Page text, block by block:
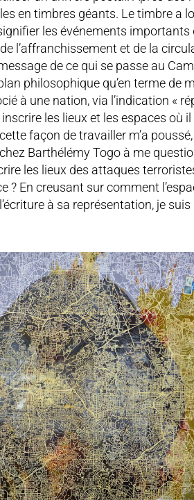
en timbres géants. Le timbre a
les événements importants
l’affranchissement et de la
de ce qui se passe au
philosophique qu’en terme de
à une nation, via l’indication «
les lieux et les espaces où il
façon de travailler m’a
Barthélémy Togo à me
les lieux des attaques
? En creusant sur comment
à sa représentation, je suis